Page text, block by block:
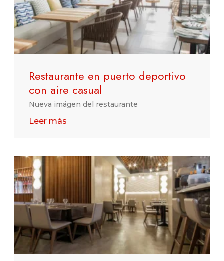
Restaurante en puerto deportivo
con aire casual
Nueva imágen del restaurante
Leer más